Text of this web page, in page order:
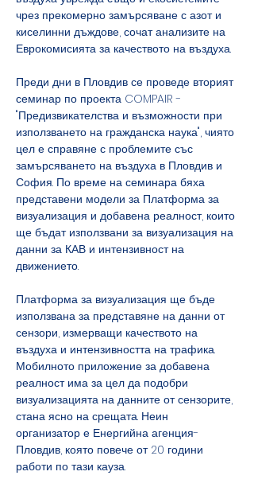
чрез прекомерно замърсяване с азот и
киселинни дъждове, сочат анализите на
Еврокомисията за качеството на въздуха.
Преди дни в Пловдив се проведе вторият
семинар по проекта COMPAIR -
"Предизвикателства и възможности при
използването на гражданска наука", чиято
цел е справяне с проблемите със
замърсяването на въздуха в Пловдив и
София. По време на семинара бяха
представени модели за Платформа за
визуализация и добавена реалност, които
ще бъдат използвани за визуализация на
данни за КАВ и интензивност на
движението.
Платформа за визуализация ще бъде
използвана за представяне на данни от
сензори, измерващи качеството на
въздуха и интензивността на трафика.
Мобилното приложение за добавена
реалност има за цел да подобри
визуализацията на данните от сензорите,
стана ясно на срещата. Неин
организатор е Енергийна агенция-
Пловдив, която повече от 20 години
работи по тази кауза.